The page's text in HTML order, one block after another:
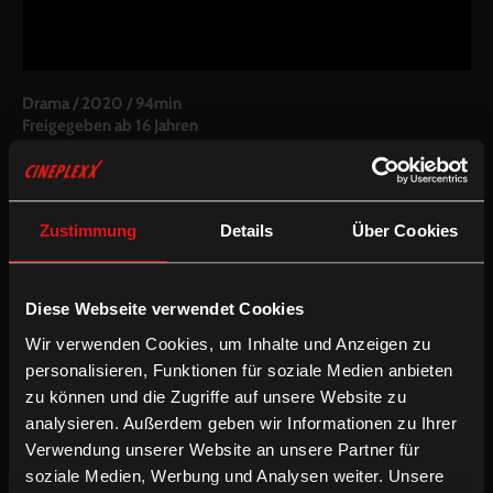
Zustimmung Details Über Cookies
Diese Webseite verwendet Cookies
Wir verwenden Cookies, um Inhalte und Anzeigen zu
personalisieren, Funktionen für soziale Medien anbieten
zu können und die Zugriffe auf unsere Website zu
analysieren. Außerdem geben wir Informationen zu Ihrer
Verwendung unserer Website an unsere Partner für
soziale Medien, Werbung und Analysen weiter. Unsere
Drama / 2020 / 94min
Freigegeben ab 16 Jahren
Kamera:Georg Geutebrück, Steven Heyse
Schnitt:Lisa Geretschläger, Sebastian Longariva
Schrader, Melissa Irowa, Valentin Gruber, Doris Schretzmayer,
Inkludierte Sprachfassungen:
Deutsche OV
Podcast Filmseiterl (Episode 4):
Lovecut